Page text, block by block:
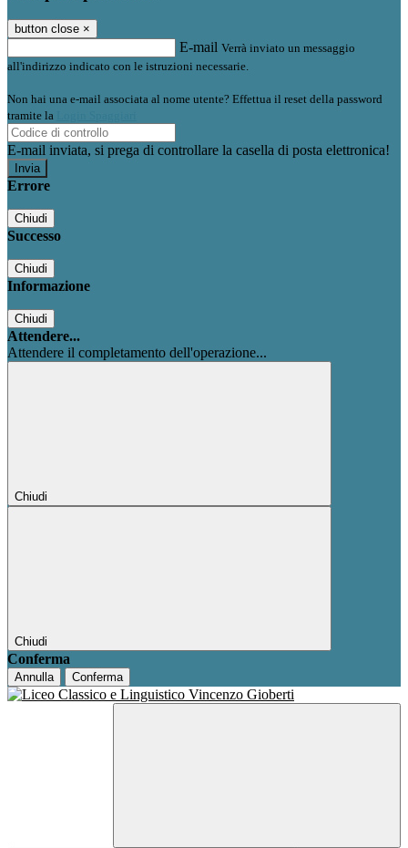
button close ×
E-mail Verrà inviato un messaggio
all'indirizzo indicato con le istruzioni necessarie.
Non hai una e-mail associata al nome utente? Effettua il reset della password
tramite la
E-mail inviata, si prega di controllare la casella di posta elettronica!
Errore
Chiudi
Successo
Chiudi
Informazione
Chiudi
Attendere...
Attendere il completamento dell'operazione...
Chiudi
Chiudi
Conferma
Annulla Conferma